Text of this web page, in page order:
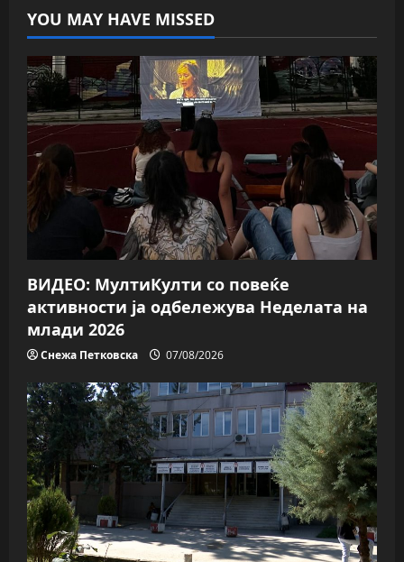
YOU MAY HAVE MISSED
ВИДЕО: МултиКулти со повеќе
активности ја одбележува Неделата на
млади 2026
Снежа Петковска 07/08/2026